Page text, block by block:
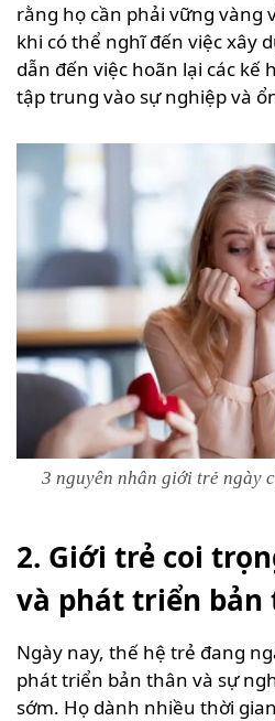
rằng họ cần phải vững vàng
khi có thể nghĩ đến việc xây
dẫn đến việc hoãn lại các kế
tập trung vào sự nghiệp và
3 nguyên nhân giới trẻ ngày
2. Giới trẻ coi
và phát triển bản
Ngày nay, thế hệ trẻ đang
phát triển bản thân và sự
sớm. Họ dành nhiều thời